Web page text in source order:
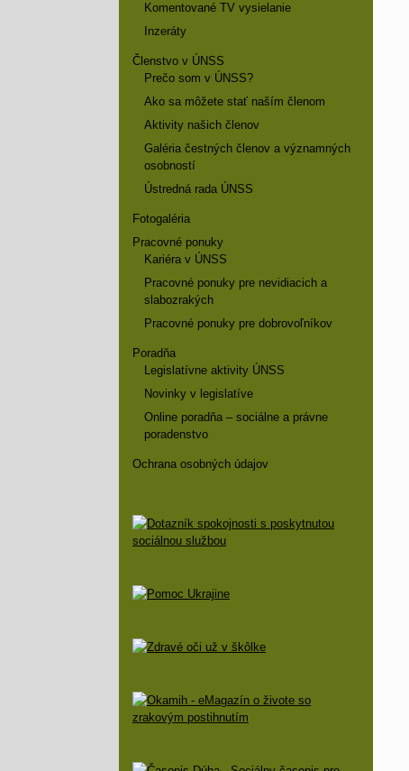
Komentované TV vysielanie
Inzeráty
Členstvo v ÚNSS
Prečo som v ÚNSS?
Ako sa môžete stať naším členom
Aktivity našich členov
Galéria čestných členov a významných
osobností
Ústredná rada ÚNSS
Fotogaléria
Pracovné ponuky
Kariéra v ÚNSS
Pracovné ponuky pre nevidiacich a
slabozrakých
Pracovné ponuky pre dobrovoľníkov
Poradňa
Legislatívne aktivity ÚNSS
Novinky v legislatíve
Online poradňa – sociálne a právne
poradenstvo
Ochrana osobných údajov